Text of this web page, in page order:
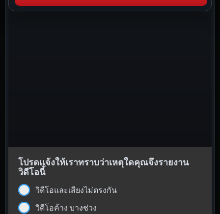
โปรดแจ้งให้เราทราบว่าเหตุใดคุณจึงรายงาน
วิดีโอนี้
วิดีโอและเสียงไม่ตรงกัน
วิดีโอค้าง บางช่วง